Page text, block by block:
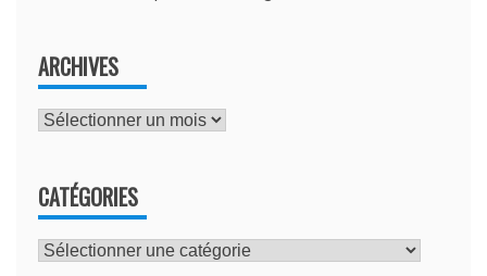
ARCHIVES
Archives
CATÉGORIES
Catégories